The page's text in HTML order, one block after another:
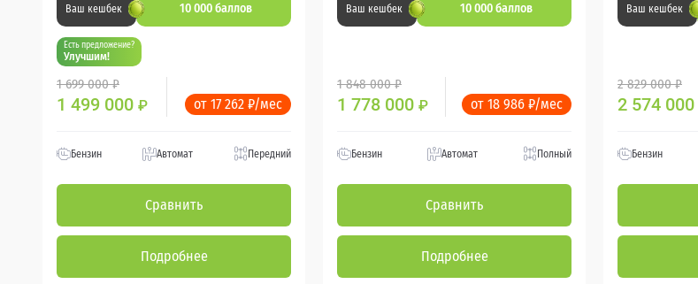
Ваш кешбек 10 000 баллов
Есть предложение?
Улучшим!
1 699 000 ₽
1 499 000 ₽ от 17 262 ₽/мес
Бензин Автомат Передний
Сравнить
Подробнее
Ваш кешбек 10 000 баллов
1 848 000 ₽
1 778 000 ₽ от 18 986 ₽/мес
Бензин Автомат Полный
Сравнить
Подробнее
Ваш кешбек
2 829 000 ₽
2 574 000
Бензин